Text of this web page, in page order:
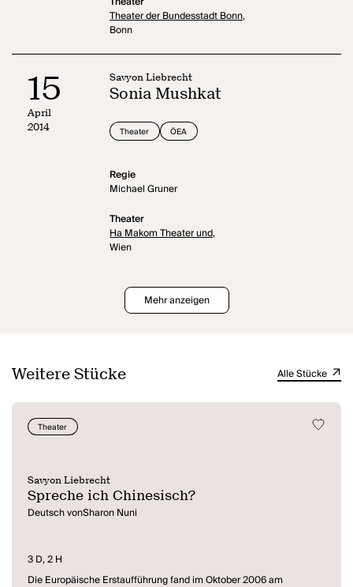
Theater der Bundesstadt Bonn,
Bonn
15
April
2014
Savyon Liebrecht
Sonia Mushkat
Theater ÖEA
Regie
Michael Gruner
Theater
Ha Makom Theater und,
Wien
Mehr anzeigen
Weitere Stücke Alle Stücke
Theater
Savyon Liebrecht
Spreche ich Chinesisch?
Deutsch vonSharon Nuni
3 D, 2 H
Die Europäische Erstaufführung fand im Oktober 2006 am